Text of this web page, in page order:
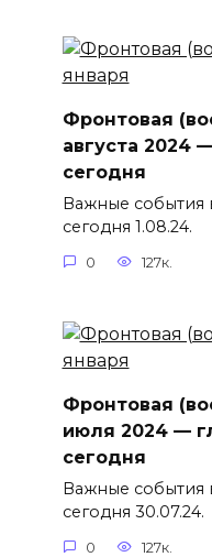
Фронтовая
августа 2024
сегодня
Важные события
сегодня 1.08.24.
0 127к.
Фронтовая
июля 2024 —
сегодня
Важные события
сегодня 30.07.24.
0 127к.